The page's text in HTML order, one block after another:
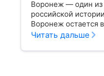
Воронеж — один из
российской
Воронеж остается
Читать дальше